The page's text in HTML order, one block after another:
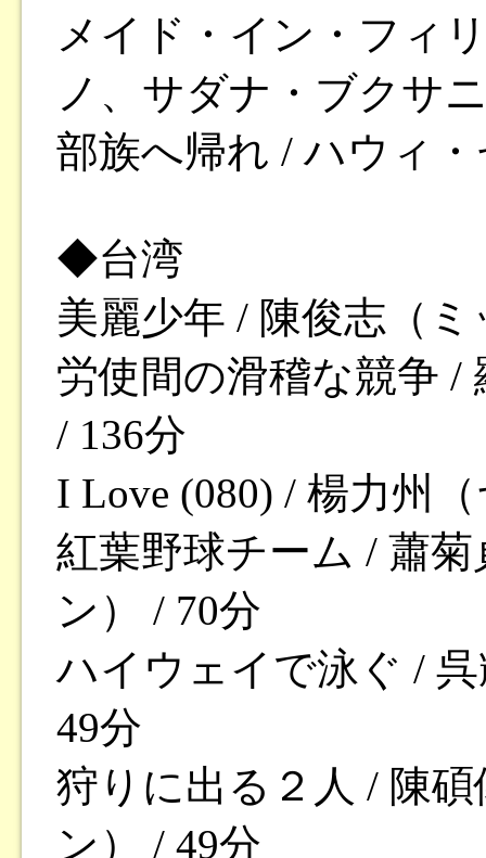
メイド・イン・フィ
ノ、サダナ・ブクサ
部族へ帰れ / ハウィ
◆台湾
美麗少年 / 陳俊志（
労使間の滑稽な競争 /
/ 136分
I Love (080) / 楊力州
紅葉野球チーム / 蕭
ン） / 70分
ハイウェイで泳ぐ /
49分
狩りに出る２人 / 陳
ン） / 49分